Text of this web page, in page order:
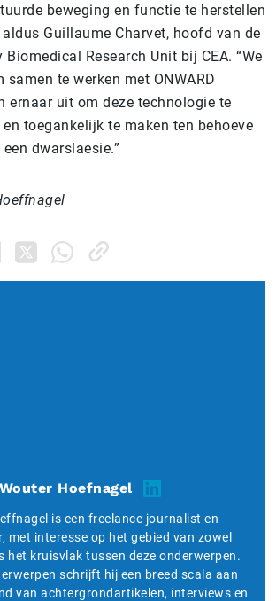
beweging en functie te herstellen
Guillaume Charvet, hoofd van de
Research Unit bij CEA. “We
te werken met ONWARD
ernaar uit om deze technologie te
toegankelijk te maken ten behoeve
dwarslaesie.”
Wouter Hoefnagel
is een freelance journalist en
met interesse op het gebied van zowel
het kruisvlak tussen deze onderwerpen.
schrijft hij een breed scala aan
van achtergrondartikelen, interviews en